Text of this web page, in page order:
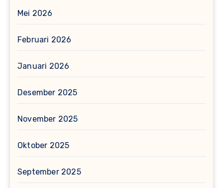
Mei 2026
Februari 2026
Januari 2026
Desember 2025
November 2025
Oktober 2025
September 2025